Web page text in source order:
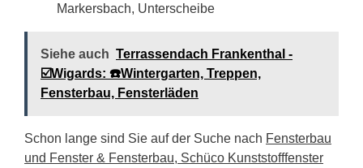
Markersbach, Unterscheibe
Siehe auch Terrassendach Frankenthal -
☑️Wigards: ☎️Wintergarten, Treppen,
Fensterbau, Fensterläden
Schon lange sind Sie auf der Suche nach Fensterbau
und Fenster & Fensterbau, Schüco Kunststofffenster